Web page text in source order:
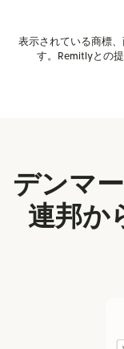
表示されている商標
す。Remitlyとの
デンマ
連邦か